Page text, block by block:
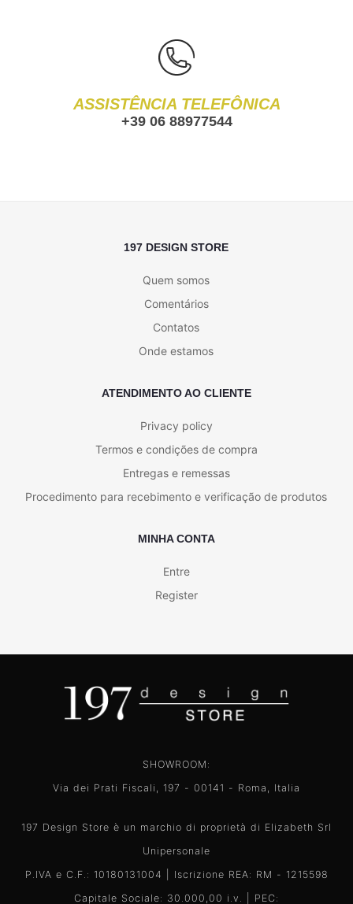
ASSISTÊNCIA TELEFÔNICA
+39 06 88977544
197 DESIGN STORE
Quem somos
Comentários
Contatos
Onde estamos
ATENDIMENTO AO CLIENTE
Privacy policy
Termos e condições de compra
Entregas e remessas
Procedimento para recebimento e verificação de produtos
MINHA CONTA
Entre
Register
SHOWROOM:
Via dei Prati Fiscali, 197 - 00141 - Roma, Italia
197 Design Store è un marchio di proprietà di Elizabeth Srl
Unipersonale
P.IVA e C.F.: 10180131004 | Iscrizione REA: RM - 1215598
Capitale Sociale: 30.000,00 i.v. | PEC: